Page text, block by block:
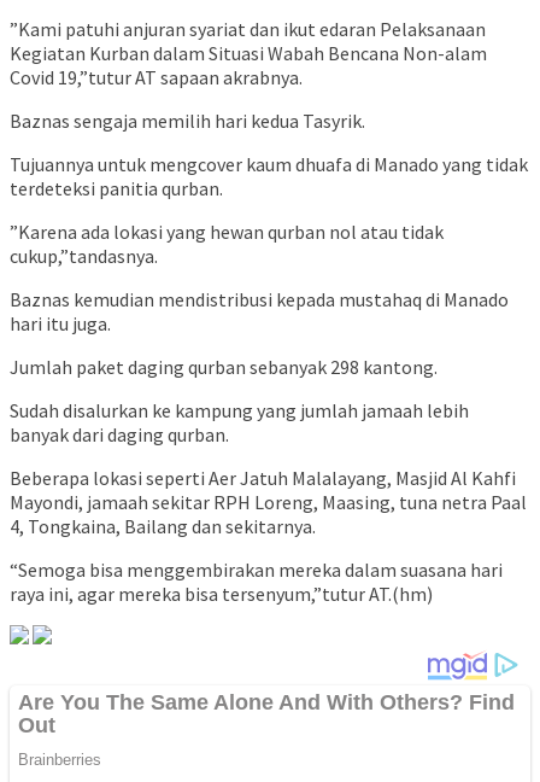
”Kami patuhi anjuran syariat dan ikut edaran Pelaksanaan
Kegiatan Kurban dalam Situasi Wabah Bencana Non-alam
Covid 19,”tutur AT sapaan akrabnya.
Baznas sengaja memilih hari kedua Tasyrik.
Tujuannya untuk mengcover kaum dhuafa di Manado yang tidak
terdeteksi panitia qurban.
”Karena ada lokasi yang hewan qurban nol atau tidak
cukup,”tandasnya.
Baznas kemudian mendistribusi kepada mustahaq di Manado
hari itu juga.
Jumlah paket daging qurban sebanyak 298 kantong.
Sudah disalurkan ke kampung yang jumlah jamaah lebih
banyak dari daging qurban.
Beberapa lokasi seperti Aer Jatuh Malalayang, Masjid Al Kahfi
Mayondi, jamaah sekitar RPH Loreng, Maasing, tuna netra Paal
4, Tongkaina, Bailang dan sekitarnya.
“Semoga bisa menggembirakan mereka dalam suasana hari
raya ini, agar mereka bisa tersenyum,”tutur AT.(hm)